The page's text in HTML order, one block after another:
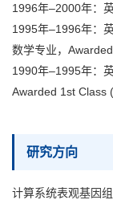
1996年–2000年：
1995年–1996年：
数学专业，
1990年–1995年：
Awarded 1st
研究方向
计算系统表观基因